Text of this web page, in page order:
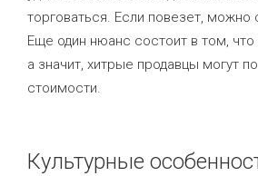
торговаться. Если повезет, можно
Еще один нюанс состоит в том,
а значит, хитрые продавцы могут
стоимости.
Культурные